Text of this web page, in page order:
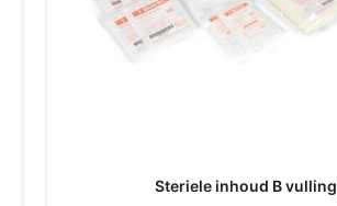
Steriele inhoud B vulling